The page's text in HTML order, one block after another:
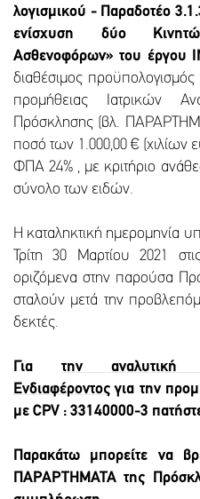
λογισμικού - Παραδοτέο
ενίσχυση δύο
Ασθενοφόρων» του έργου
διαθέσιμος
προμήθειας Ιατρικών
Πρόσκλησης (βλ.
ποσό των 1.000,00 €
ΦΠΑ 24% , με κριτήριο
σύνολο των ειδών.
Η καταληκτική ημερομηνία
Τρίτη 30 Μαρτίου 2021
οριζόμενα στην παρούσα
σταλούν μετά την
δεκτές.
Για την αναλυτική
Ενδιαφέροντος για την
με CPV : 33140000-3
Παρακάτω μπορείτε να
ΠΑΡΑΡΤΗΜΑΤΑ της